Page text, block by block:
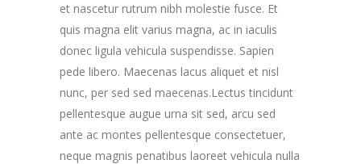
et nascetur rutrum nibh molestie fusce. Et
quis magna elit varius magna, ac in iaculis
donec ligula vehicula suspendisse. Sapien
pede libero. Maecenas lacus aliquet et nisl
nunc, per sed sed maecenas.Lectus tincidunt
pellentesque augue urna sit sed, arcu sed
ante ac montes pellentesque consectetuer,
neque magnis penatibus laoreet vehicula nulla